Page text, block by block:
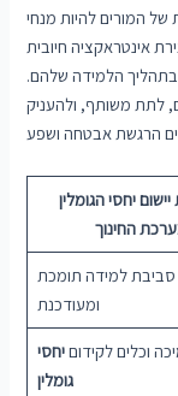
המורים להיות מנחי
אינטראקציה חיובית
בתהליך הלמידה שלהם.
לתת משותף, ולהעניק
יחסי הגומלין
החינוך
סביבת למידה תומכת
ומעודכנת
וכלים לקידוםיחסי
גומלין